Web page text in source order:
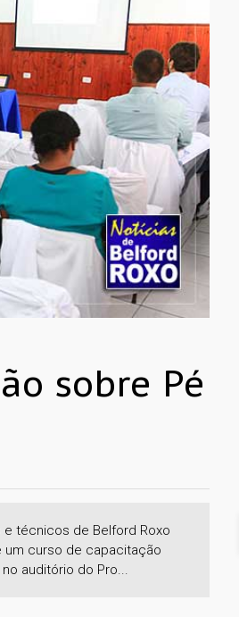
sobre Pé
técnicos de Belford Roxo
um curso de capacitação
auditório do Pro...